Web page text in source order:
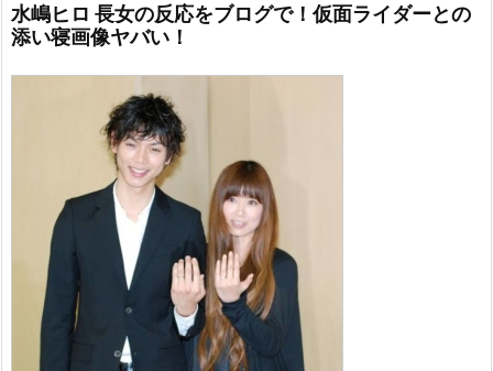
水嶋ヒロ 長女の反応をブログで！仮面ライダーとの
添い寝画像ヤバい！